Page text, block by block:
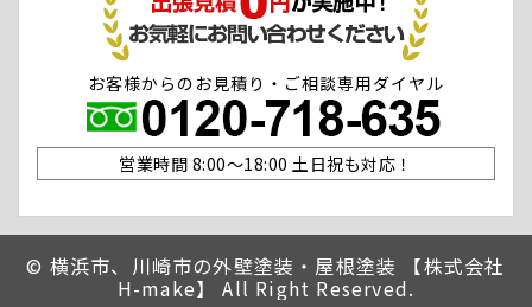
お客様からのお見積り・ご相談専用ダイヤル
営業時間 8:00〜18:00 土日祝も対応！
© 横浜市、川崎市の外壁塗装・屋根塗装 【株式会社
H-make】 All Right Reserved.